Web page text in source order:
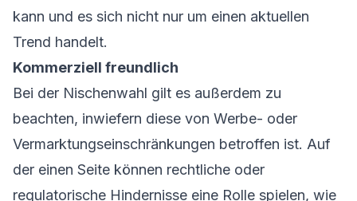
kann und es sich nicht nur um einen aktuellen
Trend handelt.
Kommerziell freundlich
Bei der Nischenwahl gilt es außerdem zu
beachten, inwiefern diese von Werbe- oder
Vermarktungseinschränkungen betroffen ist. Auf
der einen Seite können rechtliche oder
regulatorische Hindernisse eine Rolle spielen, wie